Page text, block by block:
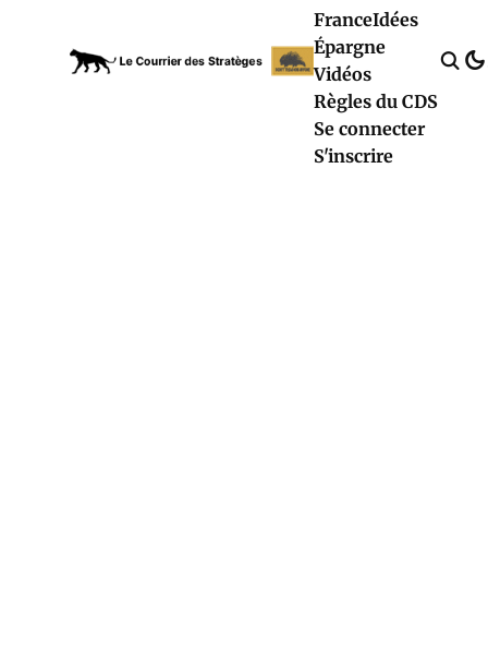
FranceIdées
Épargne
Vidéos
Règles du CDS
Se connecter
S'inscrire